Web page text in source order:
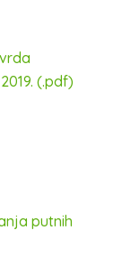
(.pdf)
putnih